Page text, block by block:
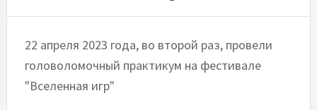
22 апреля 2023 года, во второй раз, провели
головоломочный практикум на фестивале
"Вселенная игр"